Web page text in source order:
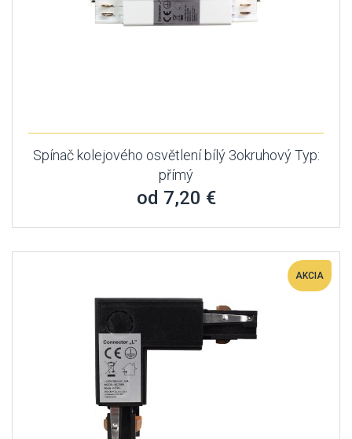
Spínač kolejového osvětlení bílý 3okruhový Typ:
přímý
od 7,20 €
AKCIA